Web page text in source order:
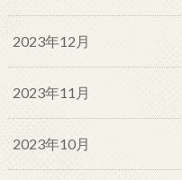
2023年12月
2023年11月
2023年10月